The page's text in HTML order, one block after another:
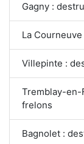
Gagny :
La
Villepinte :
Tremblay-en-
frelons
Bagnolet :